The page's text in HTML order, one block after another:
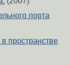
порта
пространстве